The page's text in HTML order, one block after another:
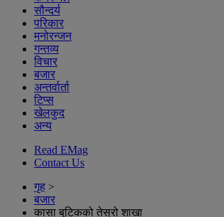
सौन्दर्य
परिकार
मनोरन्जन
गन्तव्य
विचार
बजार
अन्तर्वार्ता
टिप्स
खेलकुद
अन्य
Read EMag
Contact Us
गृह >
बजार
कासा बुटिकको तेस्रो शाखा